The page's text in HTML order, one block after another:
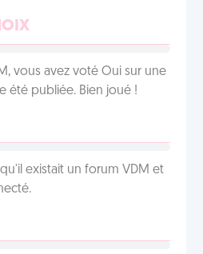
vous avez voté Oui sur une
été publiée. Bien joué !
existait un forum VDM et